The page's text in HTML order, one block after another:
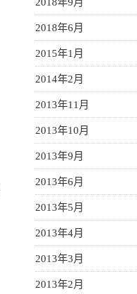
2018年6月
2015年1月
2014年2月
2013年11月
2013年10月
2013年9月
2013年6月
2013年5月
2013年4月
2013年3月
2013年2月